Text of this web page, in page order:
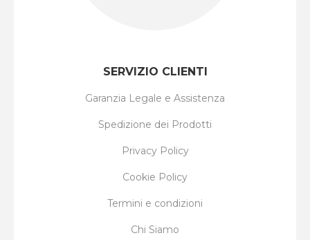
SERVIZIO CLIENTI
Garanzia Legale e Assistenza
Spedizione dei Prodotti
Privacy Policy
Cookie Policy
Termini e condizioni
Chi Siamo